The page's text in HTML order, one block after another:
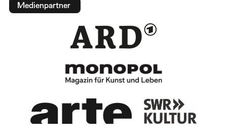
Medienpartner